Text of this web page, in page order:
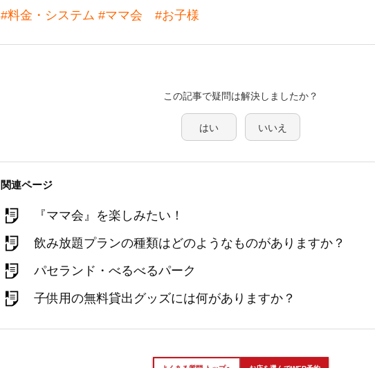
#料金・システム #ママ会 #お子様
この記事で疑問は解決しましたか？
はい いいえ
関連ページ
『ママ会』を楽しみたい！
飲み放題プランの種類はどのようなものがありますか？
パセランド・べるべるパーク
子供用の無料貸出グッズには何がありますか？